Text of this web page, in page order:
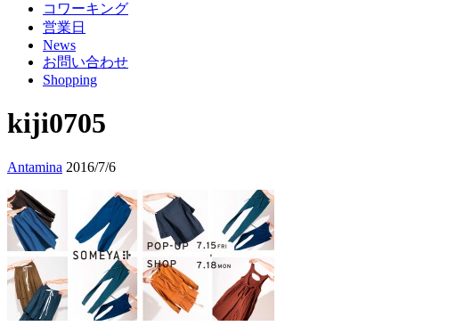
コワーキング
営業日
News
お問い合わせ
Shopping
kiji0705
Antamina 2016/7/6